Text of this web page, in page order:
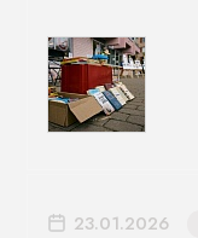
23.01.2026